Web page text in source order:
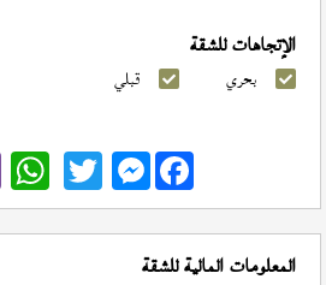
الإتجاهات للشقة
بحري قبلي
Messenger
المعلومات المالية للشقة